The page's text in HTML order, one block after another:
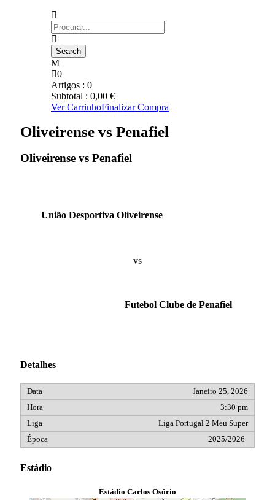
0
Artigos : 0
Subtotal : 0,00 €
Ver CarrinhoFinalizar Compra
Oliveirense vs Penafiel
Oliveirense vs Penafiel
União Desportiva Oliveirense
vs
Futebol Clube de Penafiel
Detalhes
Janeiro 25, 2026
3:30 pm
Liga Portugal 2 Meu Super
2025/2026
Estádio
Estádio Carlos Osório